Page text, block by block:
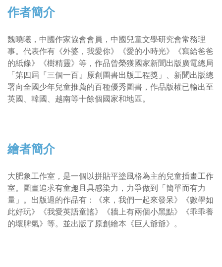
作者簡介
魏曉曦，中國作家協會會員，中國兒童文學研究會常務理
事。代表作有《外婆，我愛你》《愛的小時光》《寫給爸爸
的紙條》《樹精靈》等，作品曾榮獲國家新聞出版廣電總局
「第四屆『三個一百』原創圖書出版工程獎」、新聞出版總
署向全國少年兒童推薦的百種優秀圖書，作品版權已輸出至
英國、韓國、越南等十餘個國家和地區。
繪者簡介
大肥象工作室，是一個以拼貼平塗風格為主的兒童插畫工作
室。圖畫追求有童趣且具感染力，力爭做到「簡單而有力
量」。出版過的作品有：《來，我們一起來發呆》《數學如
此好玩》《我愛英語童謠》《牆上有兩個小黑點》《乖乖養
的壞脾氣》等。並出版了原創繪本《巨人爺爺》。